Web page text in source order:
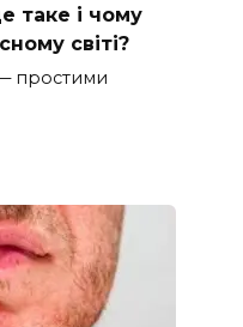
таке і чому
світі?
простими